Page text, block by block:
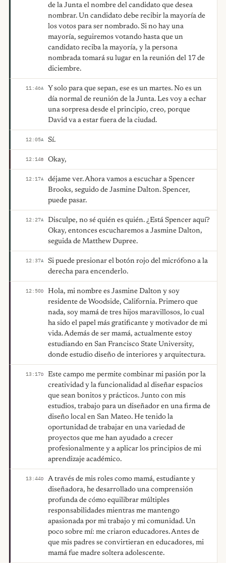
de la Junta el nombre del candidato que desea
nombrar. Un candidato debe recibir la mayoría de
los votos para ser nombrado. Si no hay una
mayoría, seguiremos votando hasta que un
candidato reciba la mayoría, y la persona
nombrada tomará su lugar en la reunión del 17 de
diciembre.
11:46A
Y solo para que sepan, ese es un martes. No es un
día normal de reunión de la Junta. Les voy a echar
una sorpresa desde el principio, creo, porque
David va a estar fuera de la ciudad.
12:05A Sí.
12:14B Okay,
12:17A
déjame ver. Ahora vamos a escuchar a Spencer
Brooks, seguido de Jasmine Dalton. Spencer,
puede pasar.
12:27A
Disculpe, no sé quién es quién. ¿Está Spencer aquí?
Okay, entonces escucharemos a Jasmine Dalton,
seguida de Matthew Dupree.
12:37A
Si puede presionar el botón rojo del micrófono a la
derecha para encenderlo.
12:50D
Hola, mi nombre es Jasmine Dalton y soy
residente de Woodside, California. Primero que
nada, soy mamá de tres hijos maravillosos, lo cual
ha sido el papel más gratificante y motivador de mi
vida. Además de ser mamá, actualmente estoy
estudiando en San Francisco State University,
donde estudio diseño de interiores y arquitectura.
13:17D
Este campo me permite combinar mi pasión por la
creatividad y la funcionalidad al diseñar espacios
que sean bonitos y prácticos. Junto con mis
estudios, trabajo para un diseñador en una firma de
diseño local en San Mateo. He tenido la
oportunidad de trabajar en una variedad de
proyectos que me han ayudado a crecer
profesionalmente y a aplicar los principios de mi
aprendizaje académico.
13:44D
A través de mis roles como mamá, estudiante y
diseñadora, he desarrollado una comprensión
profunda de cómo equilibrar múltiples
responsabilidades mientras me mantengo
apasionada por mi trabajo y mi comunidad. Un
poco sobre mí: me criaron educadores. Antes de
que mis padres se convirtieran en educadores, mi
mamá fue madre soltera adolescente.